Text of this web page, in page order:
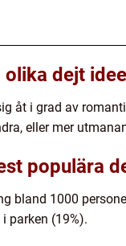
dejt
åt i grad av
eller mer
populära
bland 1000
parken (19%).